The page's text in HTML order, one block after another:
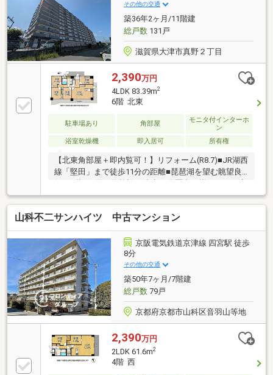
その他の交通
築36年2ヶ月/11階建
総戸数131戸
滋賀県大津市真野２丁目
2,390万円
4LDK 83.39m2
6階 北東
駐車場あり 角部屋
モニタ付インターホ
ン
浴室乾燥機
即入居可 所有権
【北東角部屋＋即内覧可！】リフォーム(R8.7)■JR湖西
線「堅田」まで徒歩11分の距離■琵琶湖を望む眺望良
好な6階■お買い物施設が徒歩10分圏内に揃っており生
活至便な立地
山科不二サンハイツ 中古マンション
京阪電気鉄道京津線 四宮駅 徒歩
8分
その他の交通
築50年7ヶ月/7階建
総戸数79戸
京都府京都市山科区音羽山等地
2,390万円
2LDK 61.6m2
4階 西